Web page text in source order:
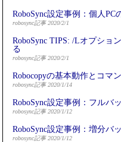
RoboSync設定事例：個人PC
robosync記事 2020/2/1
RoboSync TIPS: /Lオプショ
る
robosync記事 2020/2/1
Robocopyの基本動作とコマ
robosync記事 2020/1/14
RoboSync設定事例：フルバ
robosync記事 2020/1/12
RoboSync設定事例：増分バ
robosync記事 2020/1/12